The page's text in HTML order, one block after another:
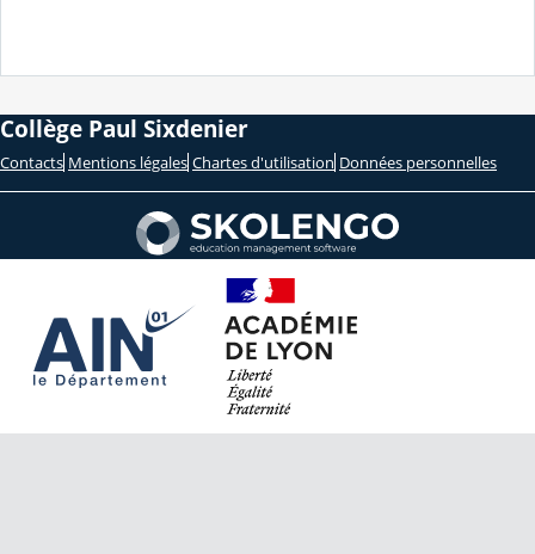
Collège Paul Sixdenier
Contacts Mentions légales Chartes d'utilisation Données personnelles